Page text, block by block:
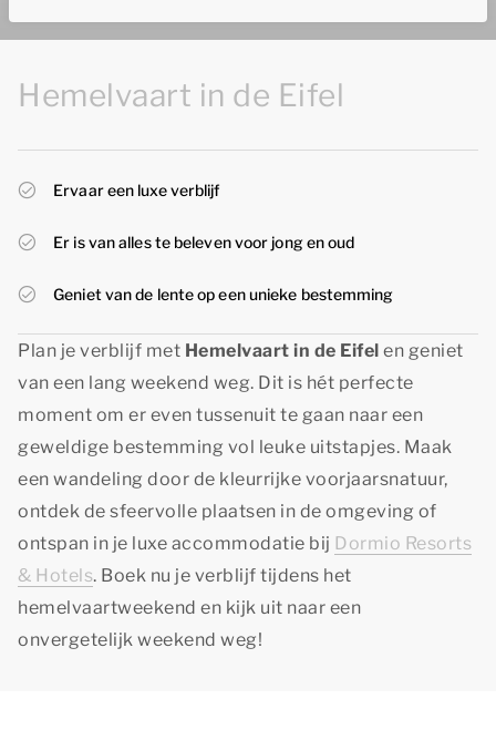
Hemelvaart in de Eifel
Ervaar een luxe verblijf
Er is van alles te beleven voor jong en oud
Geniet van de lente op een unieke bestemming
Plan je verblijf met Hemelvaart in de Eifel en geniet
van een lang weekend weg. Dit is hét perfecte
moment om er even tussenuit te gaan naar een
geweldige bestemming vol leuke uitstapjes. Maak
een wandeling door de kleurrijke voorjaarsnatuur,
ontdek de sfeervolle plaatsen in de omgeving of
ontspan in je luxe accommodatie bij Dormio Resorts
& Hotels. Boek nu je verblijf tijdens het
hemelvaartweekend en kijk uit naar een
onvergetelijk weekend weg!